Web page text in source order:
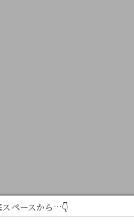
ペースから…👇